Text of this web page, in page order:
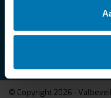
Mijn account
© Copyright 2026 -